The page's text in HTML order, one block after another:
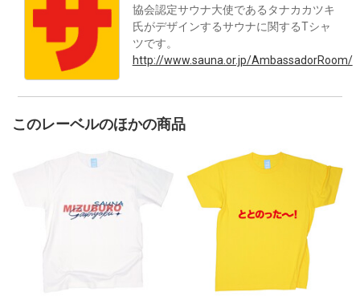
協会認定サウナ大使であるタナカカツキ
氏がデザインするサウナに関するTシャ
ツです。
http://www.sauna.or.jp/AmbassadorRoom/
このレーベルのほかの商品